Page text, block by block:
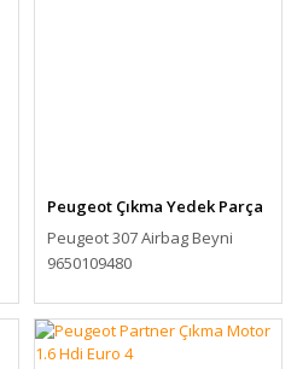
Peugeot Çıkma Yedek Parça
Peugeot 307 Airbag Beyni
9650109480